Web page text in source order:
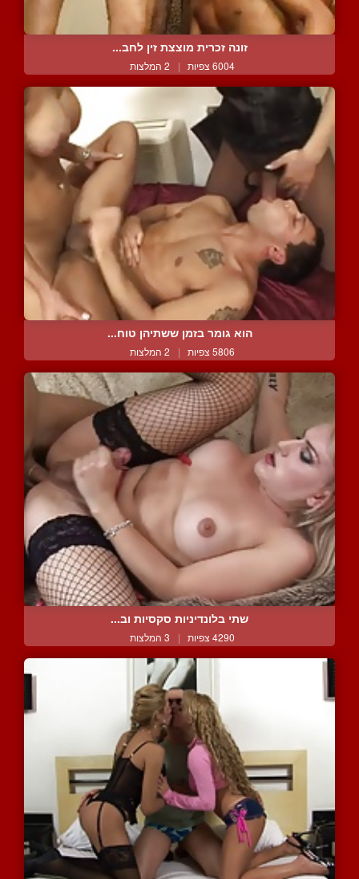
זונה זכרית מוצצת זין לחב...
6004 צפיות | 2 המלצות
הוא גומר בזמן ששתיהן טוח...
5806 צפיות | 2 המלצות
שתי בלונדיניות סקסיות וב...
4290 צפיות | 3 המלצות